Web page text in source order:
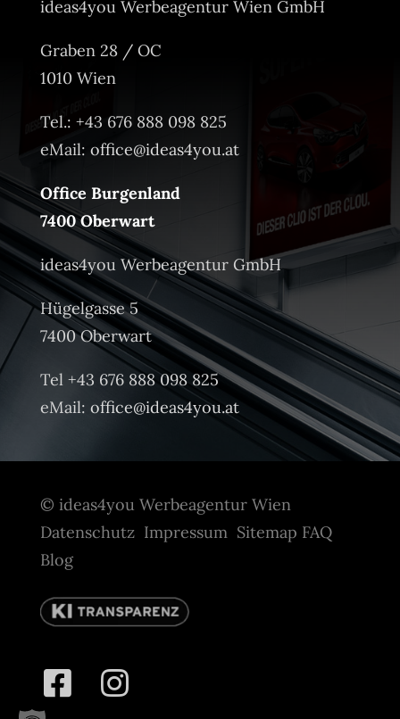
ideas4you Werbeagentur Wien GmbH
Graben 28 / OC
1010 Wien
Tel.: +43 676 888 098 825
eMail: office@ideas4you.at
Office Burgenland
7400 Oberwart
ideas4you Werbeagentur GmbH
Hügelgasse 5
7400 Oberwart
Tel +43 676 888 098 825
eMail: office@ideas4you.at
© ideas4you Werbeagentur Wien
Datenschutz Impressum Sitemap FAQ
Blog